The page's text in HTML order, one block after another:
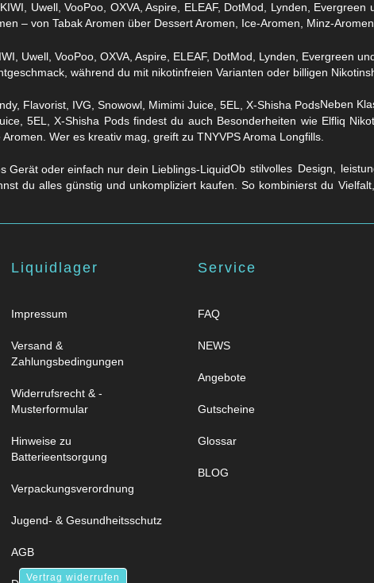
Uwell, VooPoo, OXVA, Aspire, ELEAF, DotMod, Lynden,
– von Tabak Aromen über Dessert Aromen, Ice-Aromen, Minz-
während du mit nikotinfreien Varianten oder billigen
Neben
5EL, X-Shisha Pods findest du auch Besonderheiten wie Elfliq
Wer es kreativ mag, greift zu TNYVPS Aroma Longfills.
Ob stilvolles Design,
du alles günstig und unkompliziert kaufen. So kombinierst du
Liquidlager
Impressum
Versand &
Zahlungsbedingungen
Vertrag widerrufen
Widerrufsrecht & -
Musterformular
Hinweise zu
Batterieentsorgung
Verpackungsverordnung
Jugend- & Gesundheitsschutz
AGB
Service
FAQ
NEWS
Angebote
Gutscheine
Glossar
BLOG